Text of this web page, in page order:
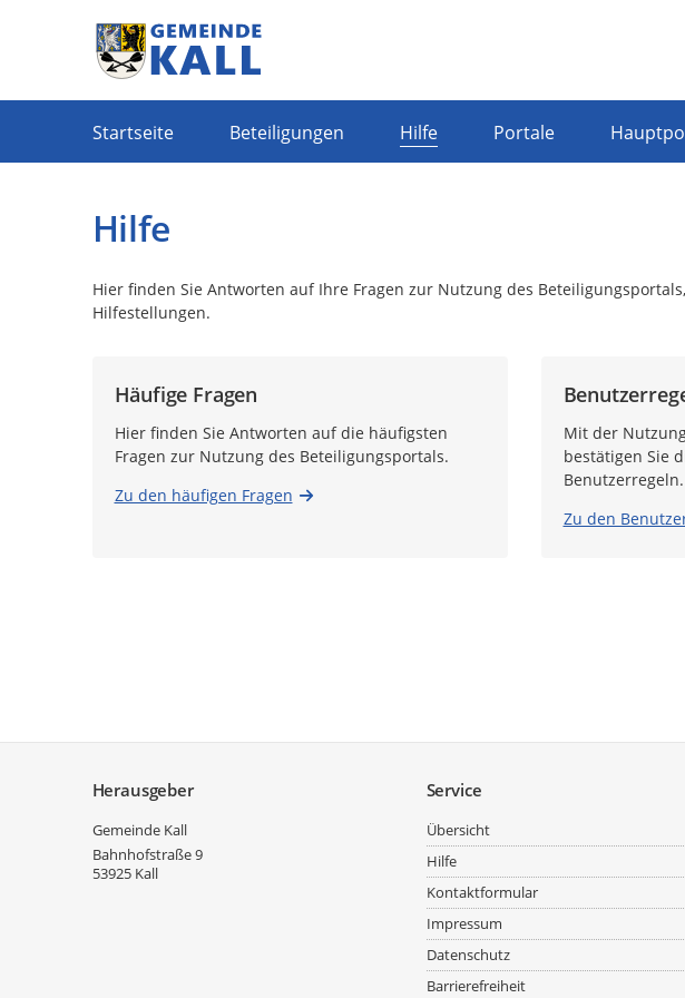
Startseite Beteiligungen Hilfe Portale
Hilfe
Hier finden Sie Antworten auf Ihre Fragen zur Nutzung des
Hilfestellungen.
Häufige Fragen
Hier finden Sie Antworten auf die häufigsten
Fragen zur Nutzung des Beteiligungsportals.
Zu den häufigen Fragen
Mit der
bestätigen Sie
Benutzerregeln.
Zu den
Herausgeber
Gemeinde Kall
Bahnhofstraße 9
53925 Kall
Service
Übersicht
Hilfe
Kontaktformular
Impressum
Datenschutz
Barrierefreiheit